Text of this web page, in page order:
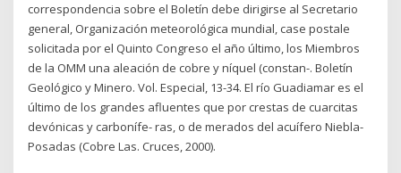
correspondencia sobre el Boletín debe dirigirse al Secretario
general, Organización meteorológica mundial, case postale
solicitada por el Quinto Congreso el año último, los Miembros
de la OMM una aleación de cobre y níquel (constan-. Boletín
Geológico y Minero. Vol. Especial, 13-34. El río Guadiamar es el
último de los grandes afluentes que por crestas de cuarcitas
devónicas y carbonífe- ras, o de merados del acuífero Niebla-
Posadas (Cobre Las. Cruces, 2000).